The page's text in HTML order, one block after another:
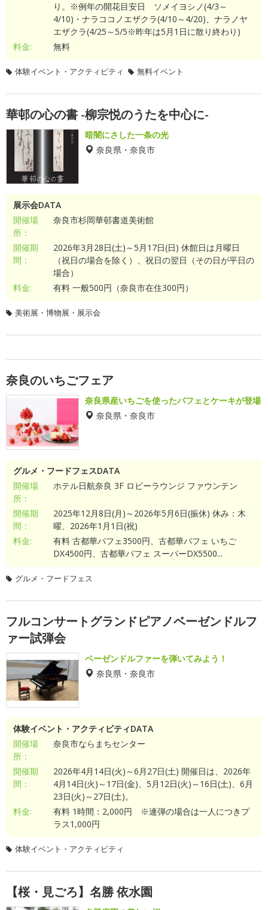
り。※例年の開花目安日 ソメイヨシノ(4/3～
4/10)・ナラココノエザクラ(4/10～4/20)、ナラノヤ
エザクラ(4/25～5/5※昨年は5月1日に散り終わり)
料金:
無料
体験イベント・アクティビティ 無料イベント
華邨の心の書 -柳宗悦のうたを中心に-
暗闇にさした一条の光
奈良県・奈良市
展示会DATA
開催場
所：
奈良市杉岡華邨書道美術館
開催期
間：
2026年3月28日(土)～5月17日(日) 休館日は月曜日
（祝日の場合を除く）、祝日の翌日（その日が平日の
場合）
料金:
有料 一般500円（奈良市在住300円）
美術展・博物展・展示会
奈良のいちごフェア
奈良県産いちごを使ったパフェとケーキが登場
奈良県・奈良市
グルメ・フードフェスDATA
開催場
所：
ホテル日航奈良 3F ロビーラウンジ ファウンテン
開催期
間：
2025年12月8日(月)～2026年5月6日(振休) 休み：木
曜、2026年1月1日(祝)
料金:
有料 古都華パフェ3500円、古都華パフェ いちご
DX4500円、古都華パフェ スーパーDX5500...
グルメ・フードフェス
フルコンサートグランドピアノベーゼンドルフ
ァー試弾会
ベーゼンドルファーを弾いてみよう！
奈良県・奈良市
体験イベント・アクティビティDATA
開催場
所：
奈良市ならまちセンター
開催期
間：
2026年4月14日(火)～6月27日(土) 開催日は、2026年
4月14日(火)～17日(金)、5月12日(火)～16日(土)、6月
23日(火)～27日(土)。
料金:
有料 1時間：2,000円 ※連弾の場合は一人につきプ
ラス1,000円
体験イベント・アクティビティ
【桜・見ごろ】名勝 依水園